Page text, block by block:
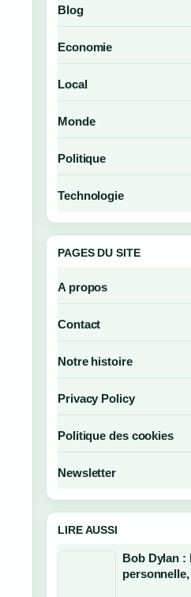
Blog
Economie
Local
Monde
Politique
Technologie
PAGES DU SITE
A propos
Contact
Notre histoire
Privacy Policy
Politique des cookies
Newsletter
LIRE AUSSI
Bob Dylan :